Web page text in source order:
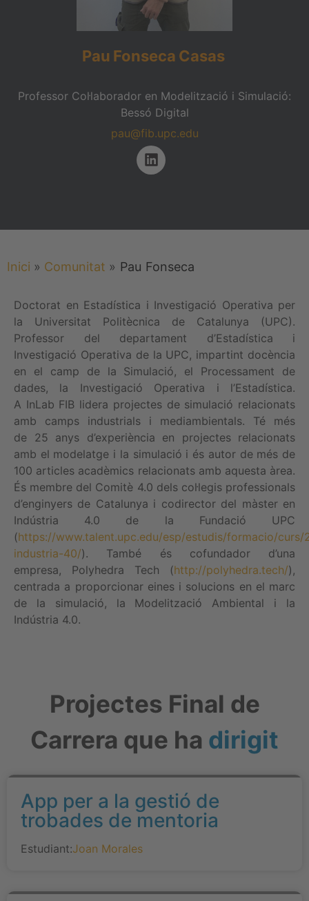
Pau Fonseca Casas
Professor Col·laborador en Modelització i Simulació:
Bessó Digital
pau@fib.upc.edu
Inici » Comunitat » Pau Fonseca
Doctorat en Estadística i Investigació Operativa per
la Universitat Politècnica de Catalunya (UPC).
Professor del departament d’Estadística i
Investigació Operativa de la UPC, impartint docència
en el camp de la Simulació, el Processament de
dades, la Investigació Operativa i l’Estadística.
A InLab FIB lidera projectes de simulació relacionats
amb camps industrials i mediambientals. Té més
de 25 anys d’experiència en projectes relacionats
amb el modelatge i la simulació i és autor de més de
100 articles acadèmics relacionats amb aquesta àrea.
És membre del Comitè 4.0 dels col·legis professionals
d’enginyers de Catalunya i codirector del màster en
Indústria 4.0 de la Fundació UPC
(https://www.talent.upc.edu/esp/estudis/formacio/
industria-40/). També és cofundador d’una
empresa, Polyhedra Tech (http://polyhedra.tech/),
centrada a proporcionar eines i solucions en el marc
de la simulació, la Modelització Ambiental i la
Indústria 4.0.
Projectes Final de
Carrera que ha dirigit
App per a la gestió de
trobades de mentoria
Estudiant:Joan Morales